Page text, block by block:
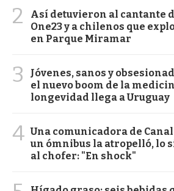
2
Así detuvieron al cantante
One23 y a chilenos que
en Parque Miramar
3
Jóvenes, sanos y
el nuevo boom de la
longevidad llega a Uruguay
4 Una comunicadora de
un ómnibus la atropelló, lo
al chofer: "En shock"